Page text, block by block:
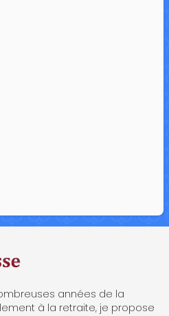
années de la
à la retraite, je propose